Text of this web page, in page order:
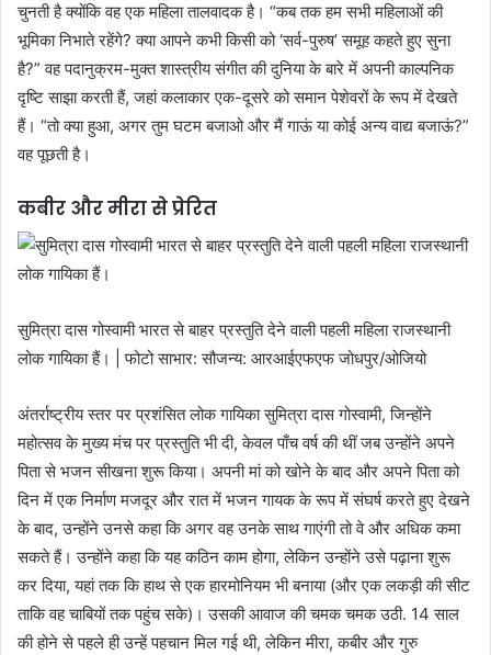
चुनती है क्योंकि वह एक महिला तालवादक है। “कब तक हम सभी महिलाओं की
भूमिका निभाते रहेंगे? क्या आपने कभी किसी को ‘सर्व-पुरुष’ समूह कहते हुए सुना
है?” वह पदानुक्रम-मुक्त शास्त्रीय संगीत की दुनिया के बारे में अपनी काल्पनिक
दृष्टि साझा करती हैं, जहां कलाकार एक-दूसरे को समान पेशेवरों के रूप में देखते
हैं। “तो क्या हुआ, अगर तुम घटम बजाओ और मैं गाऊं या कोई अन्य वाद्य बजाऊं?”
वह पूछती है।
कबीर और मीरा से प्रेरित
सुमित्रा दास गोस्वामी भारत से बाहर प्रस्तुति देने वाली पहली महिला राजस्थानी
लोक गायिका हैं। | फोटो साभार: सौजन्य: आरआईएफएफ जोधपुर/ओजियो
अंतर्राष्ट्रीय स्तर पर प्रशंसित लोक गायिका सुमित्रा दास गोस्वामी, जिन्होंने
महोत्सव के मुख्य मंच पर प्रस्तुति भी दी, केवल पाँच वर्ष की थीं जब उन्होंने अपने
पिता से भजन सीखना शुरू किया। अपनी मां को खोने के बाद और अपने पिता को
दिन में एक निर्माण मजदूर और रात में भजन गायक के रूप में संघर्ष करते हुए देखने
के बाद, उन्होंने उनसे कहा कि अगर वह उनके साथ गाएंगी तो वे और अधिक कमा
सकते हैं। उन्होंने कहा कि यह कठिन काम होगा, लेकिन उन्होंने उसे पढ़ाना शुरू
कर दिया, यहां तक ​​कि हाथ से एक हारमोनियम भी बनाया (और एक लकड़ी की सीट
ताकि वह चाबियों तक पहुंच सके)। उसकी आवाज की चमक चमक उठी. 14 साल
की होने से पहले ही उन्हें पहचान मिल गई थी, लेकिन मीरा, कबीर और गुरु